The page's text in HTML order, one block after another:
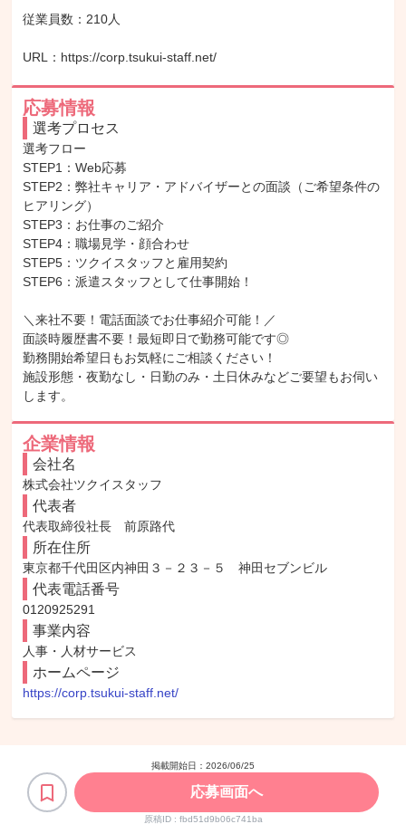
従業員数：210人
URL：https://corp.tsukui-staff.net/
応募情報
選考プロセス
選考フロー
STEP1：Web応募
STEP2：弊社キャリア・アドバイザーとの面談（ご希望条件の
ヒアリング）
STEP3：お仕事のご紹介
STEP4：職場見学・顔合わせ
STEP5：ツクイスタッフと雇用契約
STEP6：派遣スタッフとして仕事開始！
＼来社不要！電話面談でお仕事紹介可能！／
面談時履歴書不要！最短即日で勤務可能です◎
勤務開始希望日もお気軽にご相談ください！
施設形態・夜勤なし・日勤のみ・土日休みなどご要望もお伺い
します。
企業情報
会社名
株式会社ツクイスタッフ
代表者
代表取締役社長　前原路代
所在住所
東京都千代田区内神田３－２３－５　神田セブンビル
代表電話番号
0120925291
事業内容
人事・人材サービス
ホームページ
https://corp.tsukui-staff.net/
掲載開始日： 2026/06/25
応募画面へ
原稿ID : fbd51d9b06c741ba